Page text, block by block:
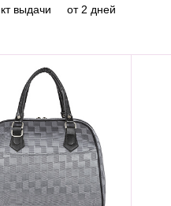
выдачи
от 2 дней